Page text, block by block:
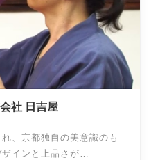
社 日吉屋
、京都独自の美意識のも
ザインと上品さが…